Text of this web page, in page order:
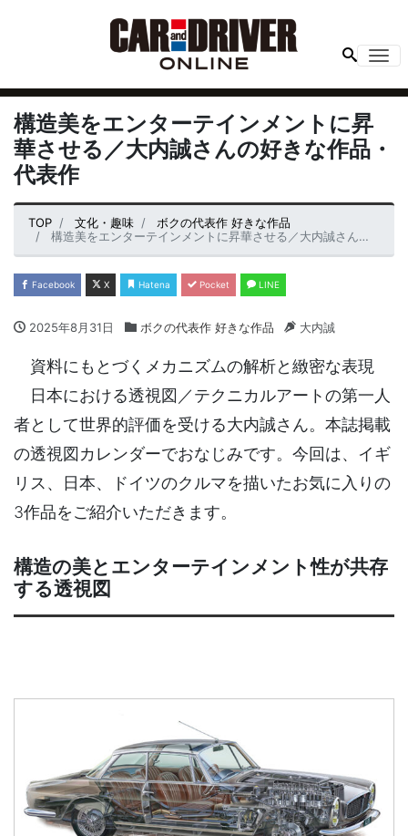
構造美をエンターテインメントに昇
華させる／大内誠さんの好きな作品・
代表作
TOP 文化・趣味
ボクの代表作 好きな作品
構造美をエンターテインメントに昇華させる／大内誠さんの好きな作品・代表作
Facebook X Hatena Pocket LINE
2025年8月31日 ボクの代表作 好きな作品 大内誠
資料にもとづくメカニズムの解析と緻密な表現
日本における透視図／テクニカルアートの第一人
者として世界的評価を受ける大内誠さん。本誌掲載
の透視図カレンダーでおなじみです。今回は、イギ
リス、日本、ドイツのクルマを描いたお気に入りの
3作品をご紹介いただきます。
構造の美とエンターテインメント性が共存
する透視図